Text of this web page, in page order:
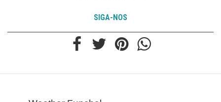
SIGA-NOS